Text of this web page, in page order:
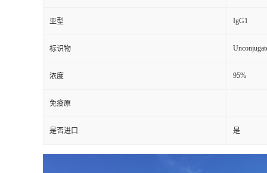
亚型 IgG1
标识物
浓度 95%
免疫原
是否进口 是